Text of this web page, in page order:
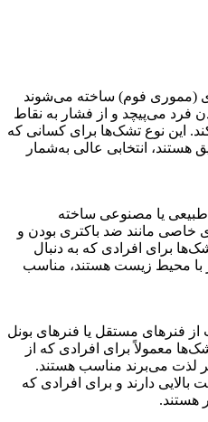
(مموری فوم) ساخته می‌شوند
فرد می‌پیچد و از فشار به نقاط
این نوع تشک‌ها برای کسانی که
هستند، انتخابی عالی به‌شمار
یا مصنوعی ساخته
خاصی مانند ضد باکتری بودن و
برای افرادی که به دنبال
با محیط زیست هستند، مناسب
فنرهای مستقل یا فنرهای بونل
معمولاً برای افرادی که از
می‌برند مناسب هستند.
دارند و برای افرادی که
هستند.